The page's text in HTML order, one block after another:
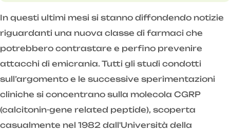
In questi ultimi mesi si stanno diffondendo notizie
riguardanti una nuova classe di farmaci che
potrebbero contrastare e perfino prevenire
attacchi di emicrania. Tutti gli studi condotti
sull’argomento e le successive sperimentazioni
cliniche si concentrano sulla molecola CGRP
(calcitonin-gene related peptide), scoperta
casualmente nel 1982 dall'Università della